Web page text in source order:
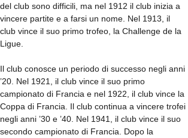
del club sono difficili, ma nel 1912 il club inizia a
vincere partite e a farsi un nome. Nel 1913, il
club vince il suo primo trofeo, la Challenge de la
Ligue.
Il club conosce un periodo di successo negli anni
’20. Nel 1921, il club vince il suo primo
campionato di Francia e nel 1922, il club vince la
Coppa di Francia. Il club continua a vincere trofei
negli anni ’30 e ’40. Nel 1941, il club vince il suo
secondo campionato di Francia. Dopo la